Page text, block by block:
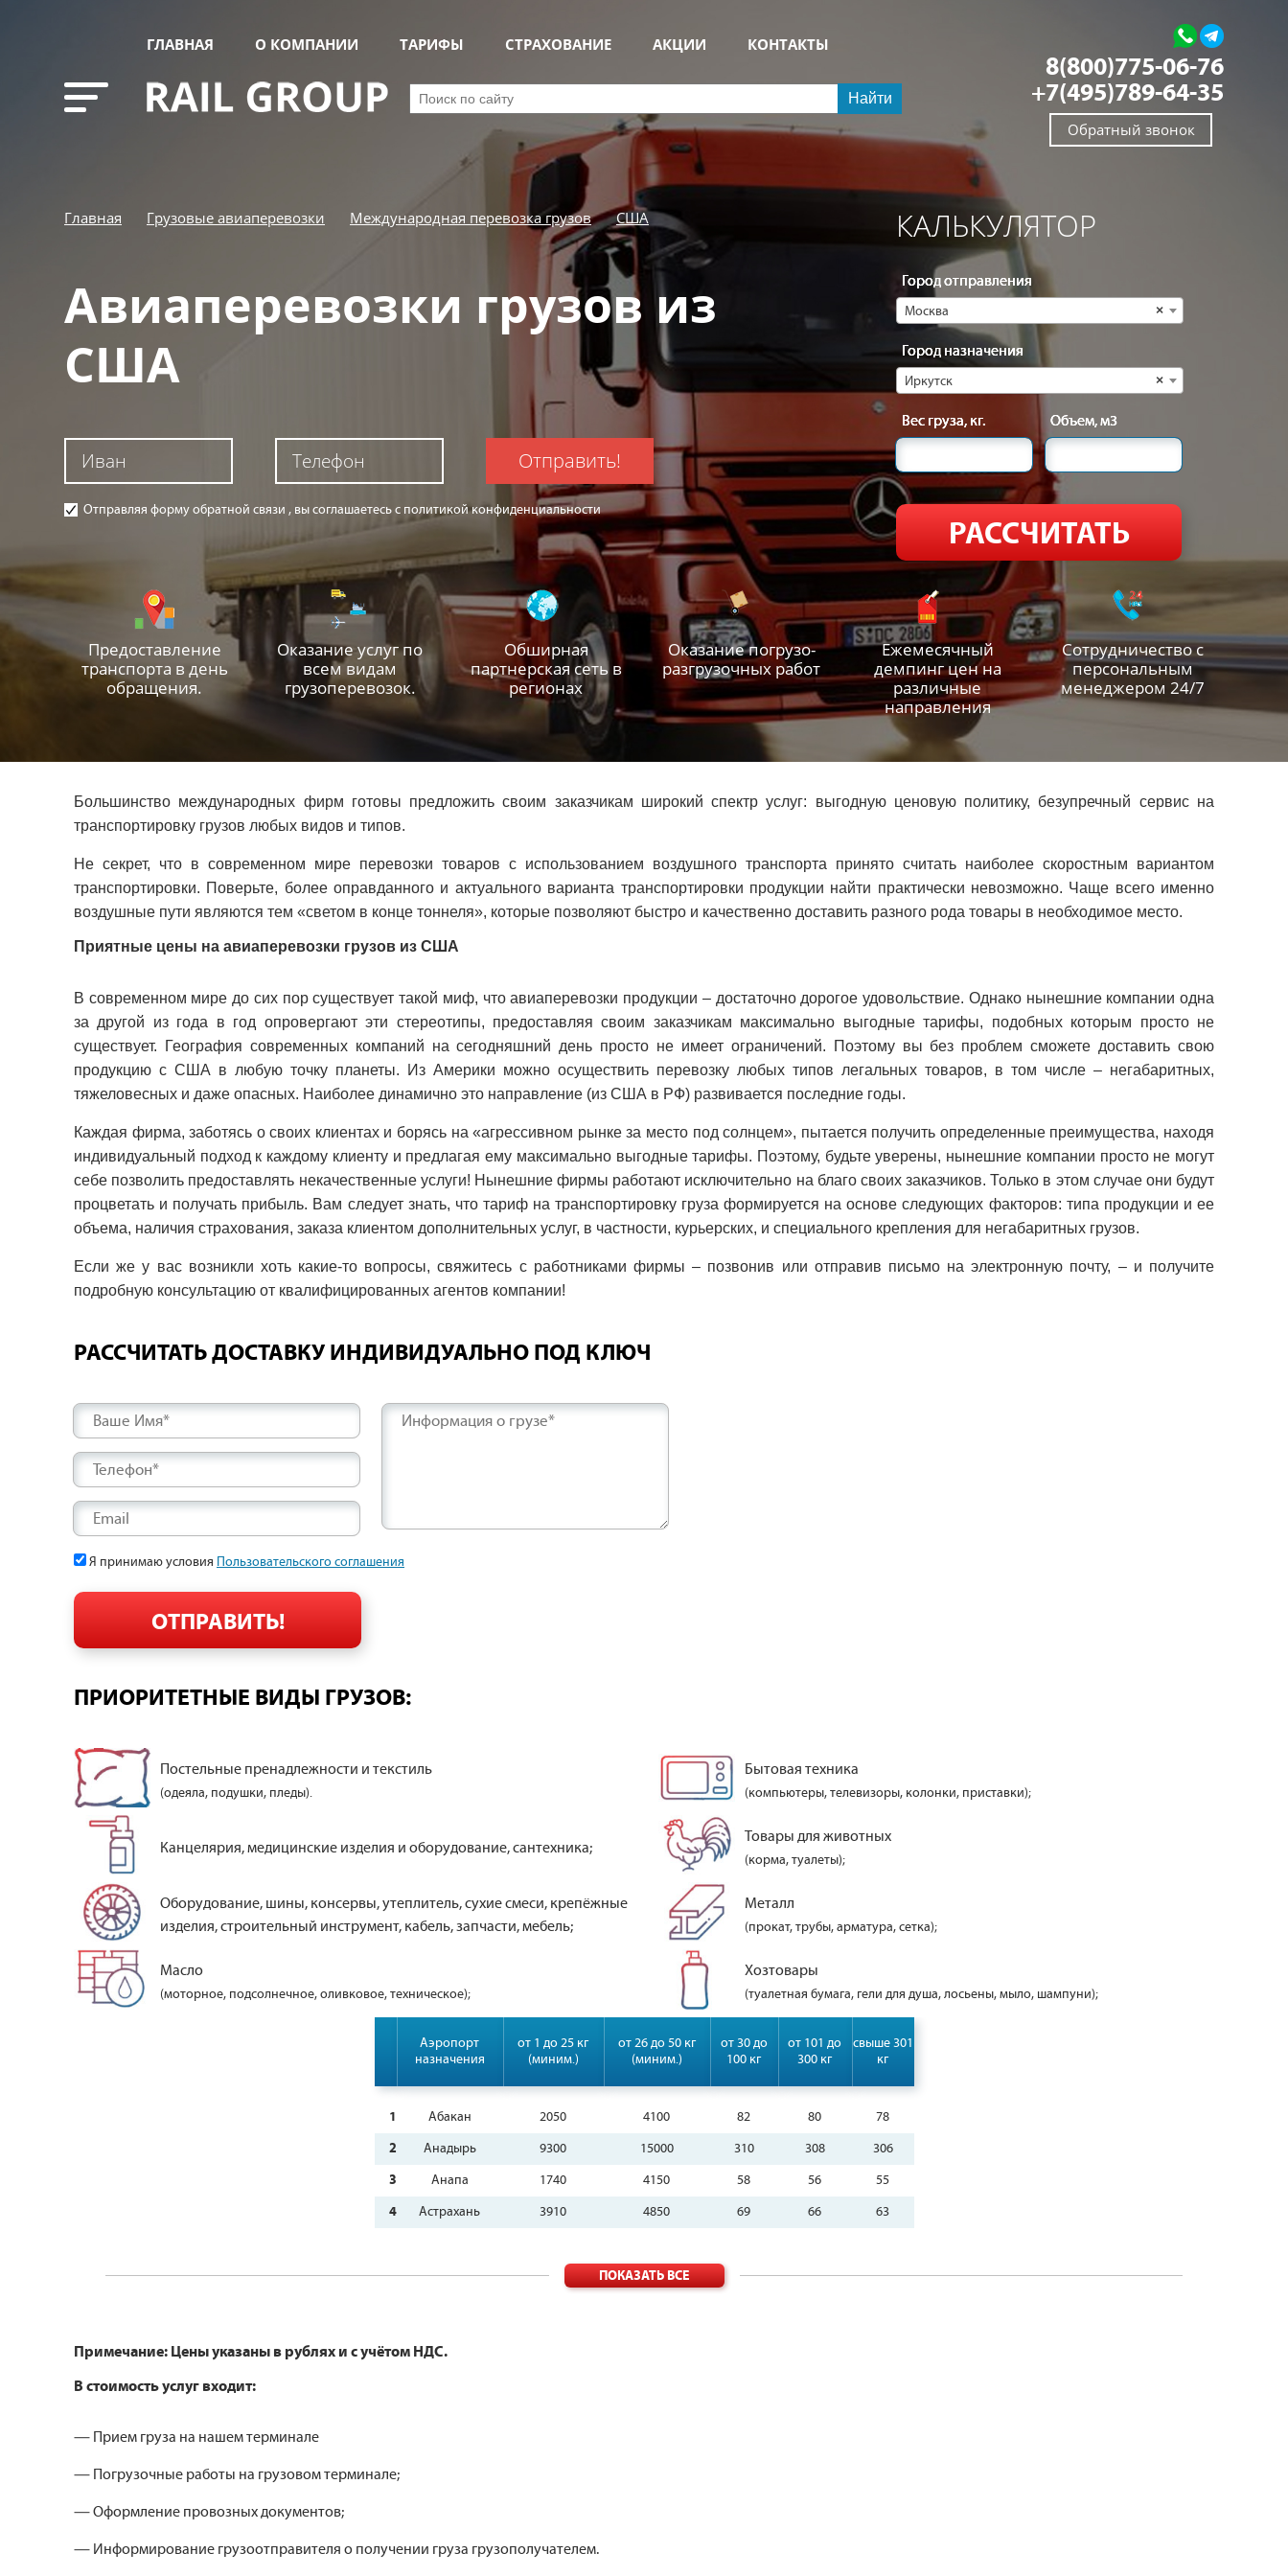
ГЛАВНАЯ О КОМПАНИИ ТАРИФЫ СТРАХОВАНИЕ АКЦИИ КОНТАКТЫ
Найти
8(800)775-06-76
+7(495)789-64-35
Обратный звонок
Главная Грузовые авиаперевозки Международная перевозка грузов США
Авиаперевозки грузов из
США
Отправить!
Отправляя форму обратной связи , вы соглашаетесь с политикой конфиденциальности
КАЛЬКУЛЯТОР
Город отправления
×
Москва
Город назначения
×
Иркутск
Вес груза, кг. Объем, м3
Предоставление
транспорта в день
обращения.
Оказание услуг по
всем видам
грузоперевозок.
Обширная
партнерская сеть в
регионах
Оказание погрузо-
разгрузочных работ
Ежемесячный
демпинг цен на
различные
направления
Сотрудничество с
персональным
менеджером 24/7
Большинство международных фирм готовы предложить своим заказчикам широкий спектр услуг: выгодную ценовую политику, безупречный сервис на
транспортировку грузов любых видов и типов.
Не секрет, что в современном мире перевозки товаров с использованием воздушного транспорта принято считать наиболее скоростным вариантом
транспортировки. Поверьте, более оправданного и актуального варианта транспортировки продукции найти практически невозможно. Чаще всего именно
воздушные пути являются тем «светом в конце тоннеля», которые позволяют быстро и качественно доставить разного рода товары в необходимое место.
Приятные цены на авиаперевозки грузов из США
В современном мире до сих пор существует такой миф, что авиаперевозки продукции – достаточно дорогое удовольствие. Однако нынешние компании одна
за другой из года в год опровергают эти стереотипы, предоставляя своим заказчикам максимально выгодные тарифы, подобных которым просто не
существует. География современных компаний на сегодняшний день просто не имеет ограничений. Поэтому вы без проблем сможете доставить свою
продукцию с США в любую точку планеты. Из Америки можно осуществить перевозку любых типов легальных товаров, в том числе – негабаритных,
тяжеловесных и даже опасных. Наиболее динамично это направление (из США в РФ) развивается последние годы.
Каждая фирма, заботясь о своих клиентах и борясь на «агрессивном рынке за место под солнцем», пытается получить определенные преимущества, находя
индивидуальный подход к каждому клиенту и предлагая ему максимально выгодные тарифы. Поэтому, будьте уверены, нынешние компании просто не могут
себе позволить предоставлять некачественные услуги! Нынешние фирмы работают исключительно на благо своих заказчиков. Только в этом случае они будут
процветать и получать прибыль. Вам следует знать, что тариф на транспортировку груза формируется на основе следующих факторов: типа продукции и ее
объема, наличия страхования, заказа клиентом дополнительных услуг, в частности, курьерских, и специального крепления для негабаритных грузов.
Если же у вас возникли хоть какие-то вопросы, свяжитесь с работниками фирмы – позвонив или отправив письмо на электронную почту, – и получите
подробную консультацию от квалифицированных агентов компании!
РАССЧИТАТЬ ДОСТАВКУ ИНДИВИДУАЛЬНО ПОД КЛЮЧ
Ваше Имя*
Телефон*
Email
Информация о грузе*
Я принимаю условия Пользовательского соглашения
ПРИОРИТЕТНЫЕ ВИДЫ ГРУЗОВ:
Постельные пренадлежности и текстиль
(одеяла, подушки, пледы).
Бытовая техника
(компьютеры, телевизоры, колонки, приставки);
Канцелярия, медицинские изделия и оборудование, сантехника;
Товары для животных
(корма, туалеты);
Оборудование, шины, консервы, утеплитель, сухие смеси, крепёжные
изделия, строительный инструмент, кабель, запчасти, мебель;
Металл
(прокат, трубы, арматура, сетка);
Масло
(моторное, подсолнечное, оливковое, техническое);
Хозтовары
(туалетная бумага, гели для душа, лосьены, мыло, шампуни);
Аэропорт
назначения
от 1 до 25 кг
(миним.)
от 26 до 50 кг
(миним.)
от 30 до
100 кг
от 101 до
300 кг
свыше 301
кг
1 Абакан 2050 4100 82 80 78
2 Анадырь 9300 15000 310 308 306
3 Анапа 1740 4150 58 56 55
4 Астрахань 3910 4850 69 66 63
ПОКАЗАТЬ ВСЕ
Примечание: Цены указаны в рублях и с учётом НДС.
В стоимость услуг входит:
— Прием груза на нашем терминале
— Погрузочные работы на грузовом терминале;
— Оформление провозных документов;
— Информирование грузоотправителя о получении груза грузополучателем.